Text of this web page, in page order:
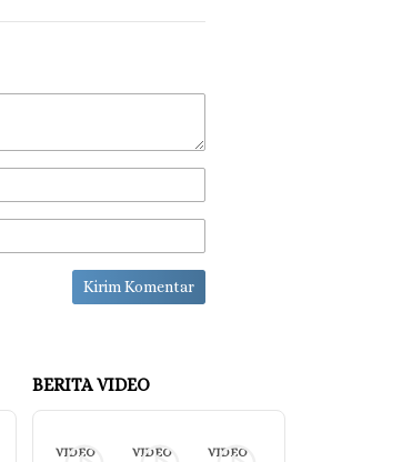
BERITA VIDEO
VIDEO
VIDEO
VIDEO